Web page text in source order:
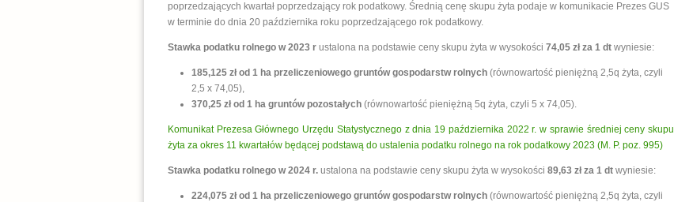
poprzedzających kwartał poprzedzający rok podatkowy. Średnią cenę skupu żyta podaje w komunikacie Prezes GUS
w terminie do dnia 20 października roku poprzedzającego rok podatkowy.
Stawka podatku rolnego w 2023 r ustalona na podstawie ceny skupu żyta w wysokości 74,05 zł za 1 dt wyniesie:
185,125 zł od 1 ha przeliczeniowego gruntów gospodarstw rolnych (równowartość pieniężną 2,5q żyta, czyli
2,5 x 74,05),
370,25 zł od 1 ha gruntów pozostałych (równowartość pieniężną 5q żyta, czyli 5 x 74,05).
Komunikat Prezesa Głównego Urzędu Statystycznego z dnia 19 października 2022 r. w sprawie średniej ceny skupu
żyta za okres 11 kwartałów będącej podstawą do ustalenia podatku rolnego na rok podatkowy 2023 (M. P. poz. 995)
Stawka podatku rolnego w 2024 r. ustalona na podstawie ceny skupu żyta w wysokości 89,63 zł za 1 dt wyniesie:
224,075 zł od 1 ha przeliczeniowego gruntów gospodarstw rolnych (równowartość pieniężną 2,5q żyta, czyli